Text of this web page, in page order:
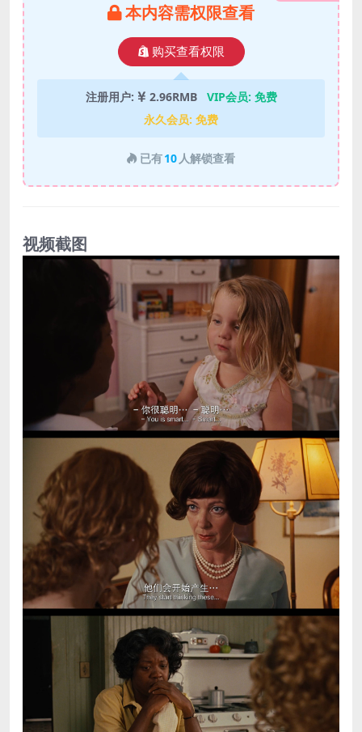
本内容需权限查看
购买查看权限
注册用户: 2.96RMB VIP会员: 免费
永久会员: 免费
已有10 人解锁查看
视频截图